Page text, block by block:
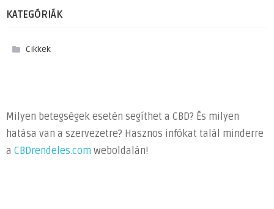
KATEGÓRIÁK
Cikkek
Milyen betegségek esetén segíthet a CBD? És milyen
hatása van a szervezetre? Hasznos infókat talál minderre
a CBDrendeles.com weboldalán!